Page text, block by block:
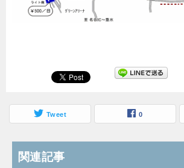
Tweet 0
関連記事